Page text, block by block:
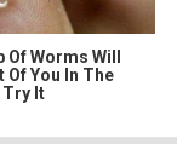
Of Worms Will
Of You In The
Try It